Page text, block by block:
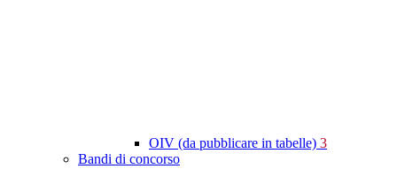
OIV (da pubblicare in tabelle) 3
Bandi di concorso